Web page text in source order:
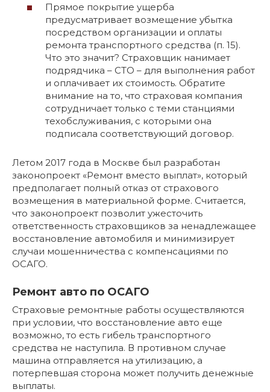
Прямое покрытие ущерба
предусматривает возмещение убытка
посредством организации и оплаты
ремонта транспортного средства (п. 15).
Что это значит? Страховщик нанимает
подрядчика – СТО – для выполнения работ
и оплачивает их стоимость. Обратите
внимание на то, что страховая компания
сотрудничает только с теми станциями
техобслуживания, с которыми она
подписала соответствующий договор.
Летом 2017 года в Москве был разработан
законопроект «Ремонт вместо выплат», который
предполагает полный отказ от страхового
возмещения в материальной форме. Считается,
что законопроект позволит ужесточить
ответственность страховщиков за ненадлежащее
восстановление автомобиля и минимизирует
случаи мошенничества с компенсациями по
ОСАГО.
Ремонт авто по ОСАГО
Страховые ремонтные работы осуществляются
при условии, что восстановление авто еще
возможно, то есть гибель транспортного
средства не наступила. В противном случае
машина отправляется на утилизацию, а
потерпевшая сторона может получить денежные
выплаты.